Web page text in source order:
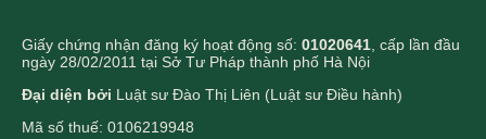
Giấy chứng nhận đăng ký hoạt động số: 01020641 , cấp lần đầu
ngày 28/02/2011 tại Sở Tư Pháp thành phố Hà Nội
Đại diện bởi Luật sư Đào Thị Liên (Luật sư Điều hành)
Mã số thuế: 0106219948